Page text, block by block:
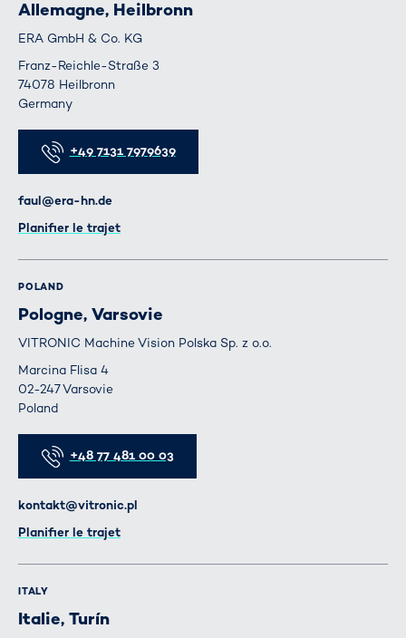
Allemagne, Heilbronn
ERA GmbH & Co. KG
Franz-Reichle-Straße 3
74078 Heilbronn
Germany
Téléphone
+49 7131 7979639
E-mail
faul@era-hn.de
Itinéraire
Planifier le trajet
POLAND
Pologne, Varsovie
VITRONIC Machine Vision Polska Sp. z o.o.
Marcina Flisa 4
02-247 Varsovie
Poland
Téléphone
+48 77 481 00 03
E-mail
kontakt@vitronic.pl
Itinéraire
Planifier le trajet
ITALY
Italie, Turín